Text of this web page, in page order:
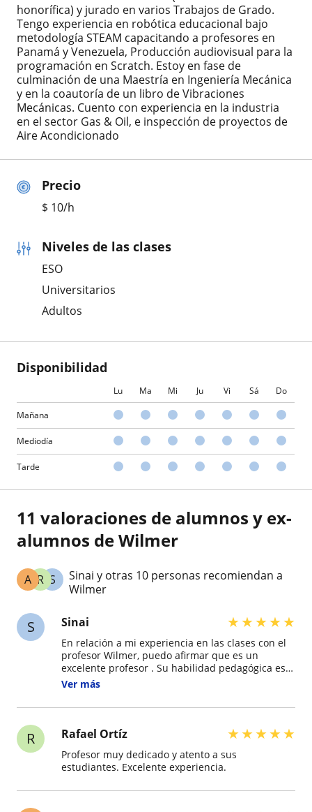
Precio
$ 10/h
Niveles de las clases
ESO
Universitarios
Adultos
Disponibilidad
Lu Ma Mi Ju Vi Sá Do
Mañana
Mediodía
Tarde
honorífica) y jurado en varios Trabajos de Grado.
Tengo experiencia en robótica educacional bajo
metodología STEAM capacitando a profesores en
Panamá y Venezuela, Producción audiovisual para la
programación en Scratch. Estoy en fase de
culminación de una Maestría en Ingeniería Mecánica
y en la coautoría de un libro de Vibraciones
Mecánicas. Cuento con experiencia en la industria
en el sector Gas & Oil, e inspección de proyectos de
Aire Acondicionado
11 valoraciones de alumnos y ex-
alumnos de Wilmer
S
R
A
Sinai y otras 10 personas recomiendan a
Wilmer
S Sinai ★★★★★
En relación a mi experiencia en las clases con el
profesor Wilmer, puedo afirmar que es un
excelente profesor . Su habilidad pedagógica es
notable, demuestra una gran paciencia y tiene
comprensión de los temas. Además, siempre está
ambiente de aprendizaje positivo y motivador. Su
pasión por la enseñanza se refleja en cada clase,
lo que hace que el aprendizaje sea no solo
efectivo, sino también muy agradable.
Ver más
R Rafael Ortíz ★★★★★
Profesor muy dedicado y atento a sus
estudiantes. Excelente experiencia.